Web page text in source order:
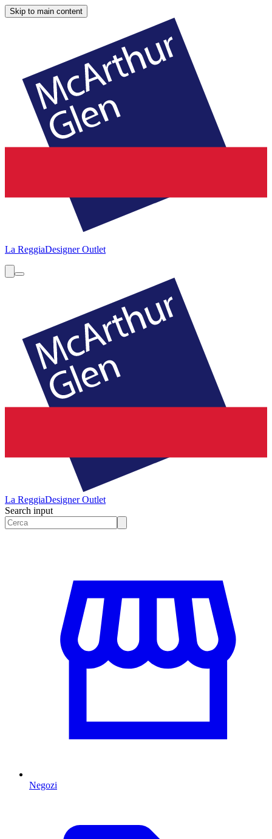
Skip to main content
La ReggiaDesigner Outlet
La ReggiaDesigner Outlet
Search input
Negozi